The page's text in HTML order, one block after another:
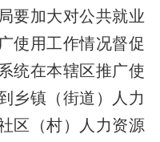
要加大对公共就业
使用工作情况督促
统在本辖区推广使
乡镇（街道）人力
区（村）人力资源